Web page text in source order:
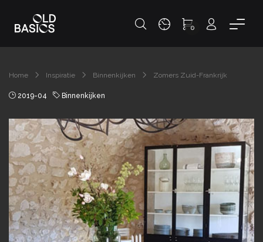
0
Home Inspiratie Binnenkijken Zomers Zuid-Frankrijk
2019-04 Binnenkijken